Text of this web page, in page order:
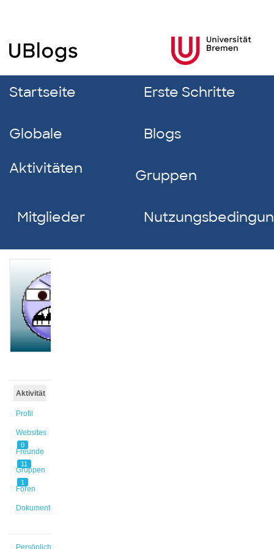
Startseite Erste Schritte
Globale
Aktivitäten
Blogs
Gruppen
Mitglieder
Aktivität
Profil
Websites
0
Freunde
11
Gruppen
1
Foren
Dokumente
Persönlich